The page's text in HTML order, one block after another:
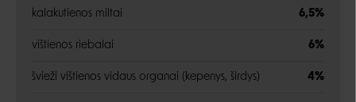
kalakutienos miltai 6,5%
vištienos riebalai 6%
švieži vištienos vidaus organai (kepenys, širdys) 4%